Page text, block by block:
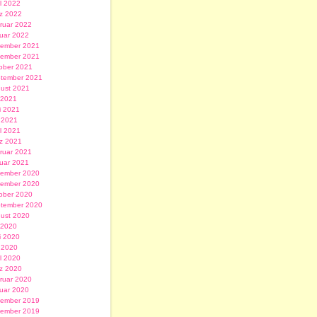
2022
2022
2022
2022
2021
2021
2021
2021
2021
2021
2021
2021
2021
2021
2020
2020
2020
2020
2020
2020
2020
2020
2020
2020
2020
2019
2019